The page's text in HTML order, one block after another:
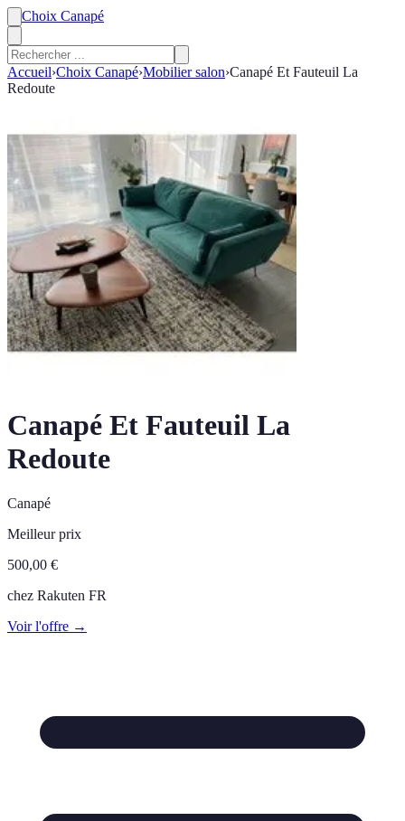
Choix Canapé
Accueil›Choix Canapé›Mobilier salon›Canapé Et Fauteuil La
Redoute
Canapé Et Fauteuil La
Redoute
Canapé
Meilleur prix
500,00 €
chez Rakuten FR
Voir l'offre →